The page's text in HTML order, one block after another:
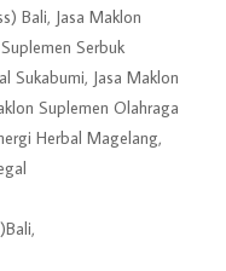
Bali, Jasa Maklon
Serbuk
Sukabumi, Jasa Maklon
Suplemen Olahraga
Herbal Magelang,